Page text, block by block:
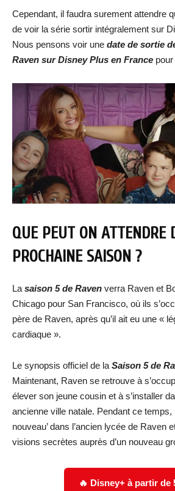
Cependant, il faudra surement attendre
de voir la série sortir intégralement sur
Nous pensons voir une date de sortie
Raven sur Disney Plus en France
QUE PEUT ON ATTENDRE
PROCHAINE SAISON ?
La saison 5 de Raven verra Raven et
Chicago pour San Francisco, où ils
père de Raven, après qu’il ait eu une «
cardiaque ».
Le synopsis officiel de la Saison 5 de
Maintenant, Raven se retrouve à
élever son jeune cousin et à s’installer
ancienne ville natale. Pendant ce temps,
nouveau’ dans l’ancien lycée de Raven
visions secrètes auprès d’un nouveau
🔥 Disney+ à partir de